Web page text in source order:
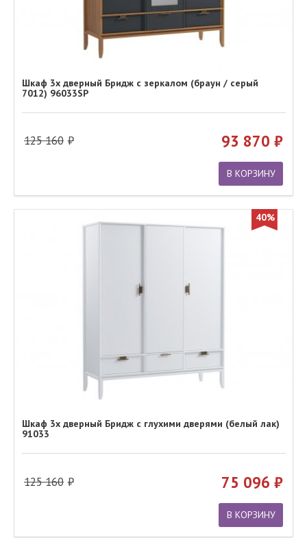
Шкаф 3х дверный Бридж с зеркалом (браун / серый
7012) 96033SP
125 160 93 870
В КОРЗИНУ
40%
Шкаф 3х дверный Бридж с глухими дверями (белый лак)
91033
125 160 75 096
В КОРЗИНУ